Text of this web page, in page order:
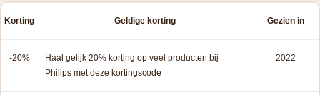
Korting Geldige korting Gezien in
-20%
Haal gelijk 20% korting op veel producten bij
Philips met deze kortingscode
2022